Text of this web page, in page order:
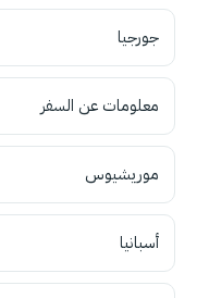
جورجيا
معلومات عن السفر
موريشيوس
أسبانيا